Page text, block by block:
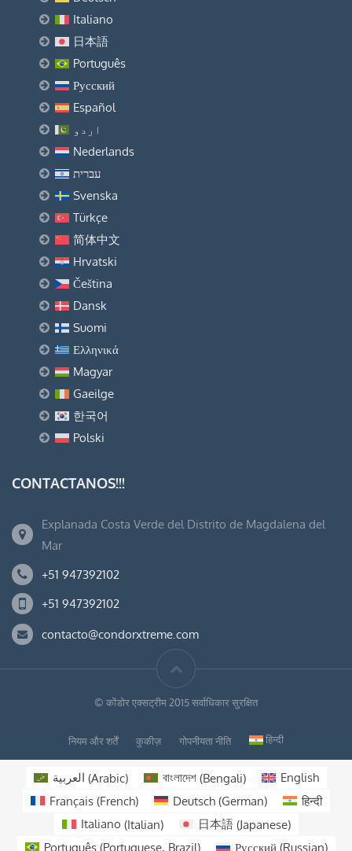
Italiano
日本語
Português
Русский
Español
اردو
Nederlands
עברית
Svenska
Türkçe
简体中文
Hrvatski
Čeština
Dansk
Suomi
Ελληνικά
Magyar
Gaeilge
한국어
Polski
CONTACTANOS!!!
Explanada Costa Verde del Distrito de Magdalena del
Mar
+51 947392102
+51 947392102
contacto@condorxtreme.com
© कोंडोर एक्सट्रीम 2015 सर्वाधिकार सुरक्षित
नियम और शर्तें कुकीज़ गोपनीयता नीति हिन्दी
العربية (Arabic) বাংলাদেশ(Bengali)
English
Français(French) Deutsch(German)
हिन्दी
Italiano (Italian) 日本語(Japanese)
Português(Portuguese, Brazil) Русский(Russian)